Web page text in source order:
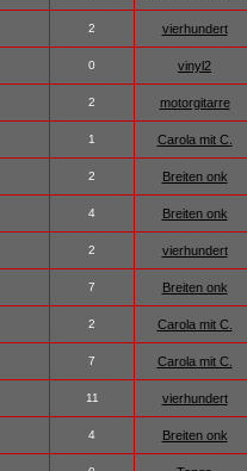
2 vierhundert
0 vinyl2
2 motorgitarre
1 Carola mit C.
2 Breiten onk
4 Breiten onk
2 vierhundert
7 Breiten onk
2 Carola mit C.
7 Carola mit C.
11 vierhundert
4 Breiten onk